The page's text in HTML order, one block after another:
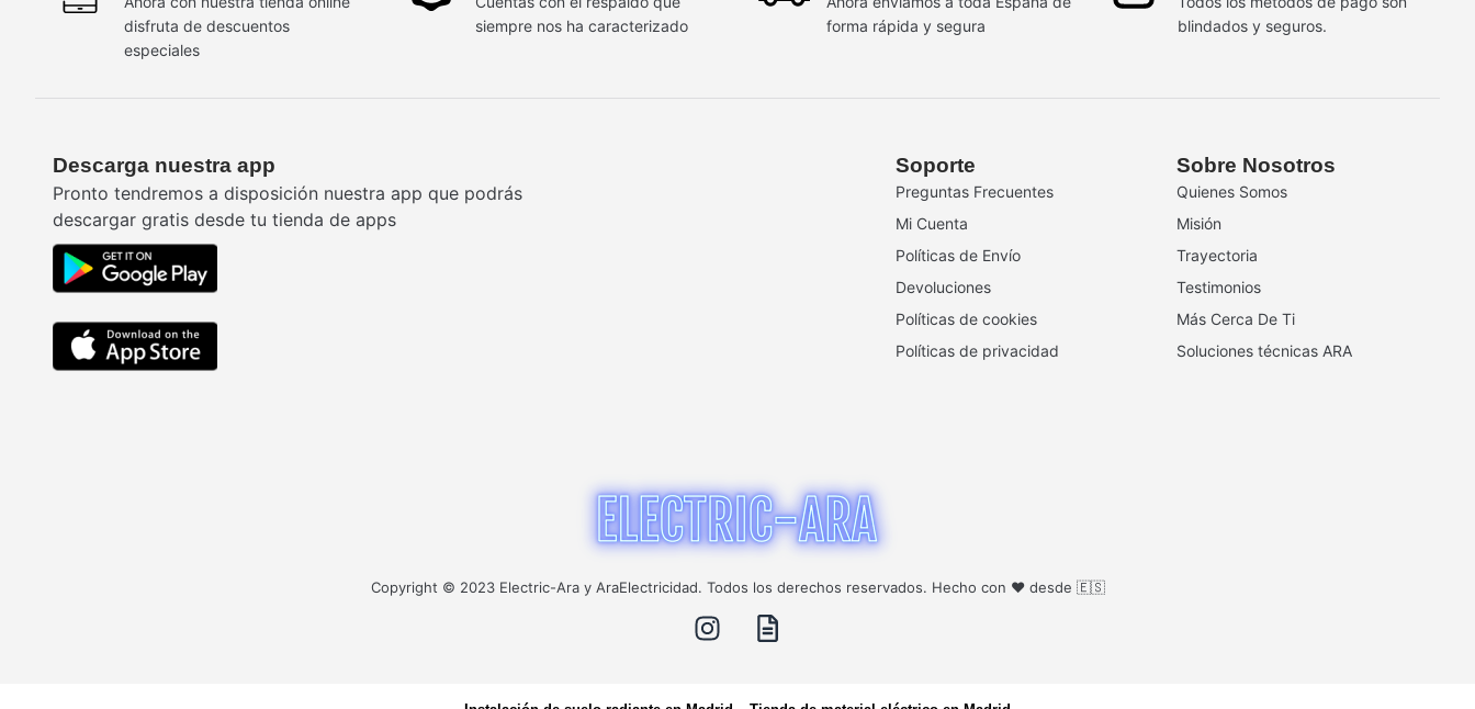
disfruta de descuentos
especiales
siempre nos ha caracterizado
forma rápida y segura
blindados y seguros.
Descarga nuestra app
Pronto tendremos a disposición nuestra app que podrás
descargar gratis desde tu tienda de apps
Soporte
Preguntas Frecuentes
Mi Cuenta
Políticas de Envío
Devoluciones
Políticas de cookies
Políticas de privacidad
Sobre Nosotros
Quienes Somos
Misión
Trayectoria
Testimonios
Más Cerca De Ti
Soluciones técnicas ARA
Copyright © 2023 Electric-Ara y AraElectricidad. Todos los derechos reservados. Hecho con ❤️ desde 🇪🇸